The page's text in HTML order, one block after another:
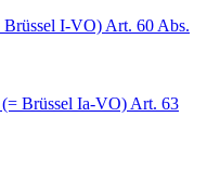
I-VO) Art. 60 Abs.
Brüssel Ia-VO) Art. 63